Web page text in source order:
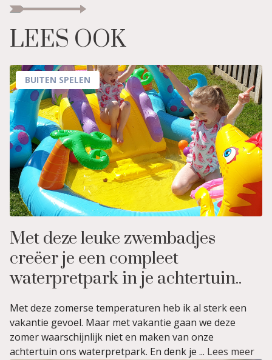
LEES OOK
BUITEN SPELEN
Met deze leuke zwembadjes
creëer je een compleet
waterpretpark in je achtertuin..
Met deze zomerse temperaturen heb ik al sterk een
vakantie gevoel. Maar met vakantie gaan we deze
zomer waarschijnlijk niet en maken van onze
achtertuin ons waterpretpark. En denk je ... Lees meer